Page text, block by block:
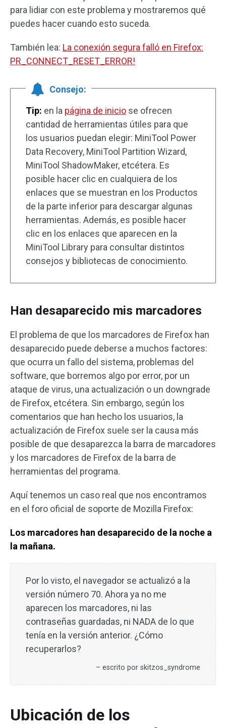
para lidiar con este problema y mostraremos qué
puedes hacer cuando esto suceda.
También lea: La conexión segura falló en Firefox:
PR_CONNECT_RESET_ERROR!
Consejo:
Tip: en la página de inicio se ofrecen
cantidad de herramientas útiles para que
los usuarios puedan elegir: MiniTool Power
Data Recovery, MiniTool Partition Wizard,
MiniTool ShadowMaker, etcétera. Es
posible hacer clic en cualquiera de los
enlaces que se muestran en los Productos
de la parte inferior para descargar algunas
herramientas. Además, es posible hacer
clic en los enlaces que aparecen en la
MiniTool Library para consultar distintos
consejos y bibliotecas de conocimiento.
Han desaparecido mis marcadores
El problema de que los marcadores de Firefox han
desaparecido puede deberse a muchos factores:
que ocurra un fallo del sistema, problemas del
software, que borremos algo por error, por un
ataque de virus, una actualización o un downgrade
de Firefox, etcétera. Sin embargo, según los
comentarios que han hecho los usuarios, la
actualización de Firefox suele ser la causa más
posible de que desaparezca la barra de marcadores
y los marcadores de Firefox de la barra de
herramientas del programa.
Aquí tenemos un caso real que nos encontramos
en el foro oficial de soporte de Mozilla Firefox:
Los marcadores han desaparecido de la noche a
la mañana.
Por lo visto, el navegador se actualizó a la
versión número 70. Ahora ya no me
aparecen los marcadores, ni las
contraseñas guardadas, ni NADA de lo que
tenía en la versión anterior. ¿Cómo
recuperarlos?
– escrito por skitzos_syndrome
Ubicación de los